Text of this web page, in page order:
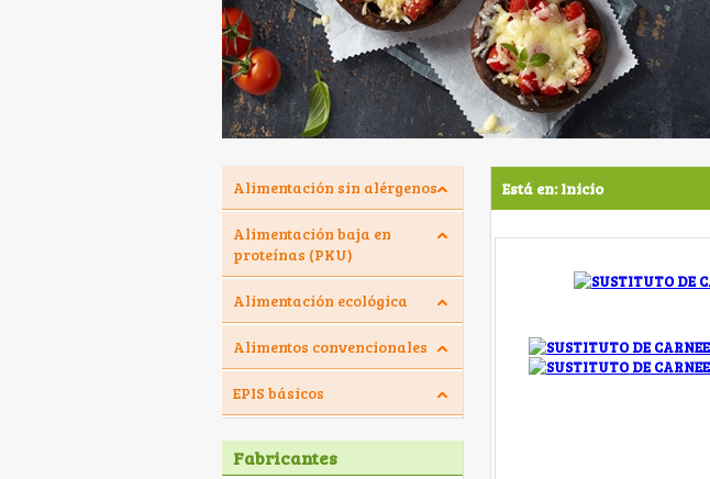
Alimentación sin alérgenos
Alimentación baja en
proteínas (PKU)
Alimentación ecológica
Alimentos convencionales
EPIS básicos
Fabricantes
Está en:Inicio